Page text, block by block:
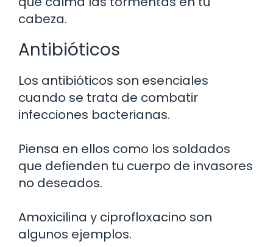
cabeza.
Antibióticos
Los antibióticos son esenciales
cuando se trata de combatir
infecciones bacterianas.
Piensa en ellos como los soldados
que defienden tu cuerpo de invasores
no deseados.
Amoxicilina y ciprofloxacino son
algunos ejemplos.